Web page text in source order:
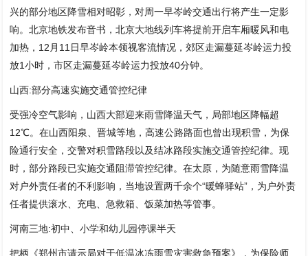
兴的部分地区降雪相对昭彰，对周一早岑岭交通出行将产生一定影
响。北京地铁发布音书，北京大地线列车将提前开启车厢暖风和电
加热，12月11日早岑岭本领视客流情况，郊区走漏蔓延岑岭运力投
放1小时，市区走漏蔓延岑岭运力投放40分钟。
山西:部分高速实施交通管控纪律
受强冷空气影响，山西大部迎来雨雪降温天气，局部地区降幅超
12℃。在山西阳泉、晋城等地，高速公路路面也曾出现积雪，为保
险通行安全，交警对积雪路段以及结冰路段实施交通管控纪律。现
时，部分路段已实施交通阻滞管控纪律。在太原，为随意雨雪降温
对户外责任者的不利影响，当地设置两千余个“暖蜂驿站”，为户外责
任者提供滚水、充电、急救箱、饭菜加热等管事。
河南三地:初中、小学和幼儿园停课半天
把柄《郑州市请示局对于低温冰冻雨雪灾害救急预案》，为保险师